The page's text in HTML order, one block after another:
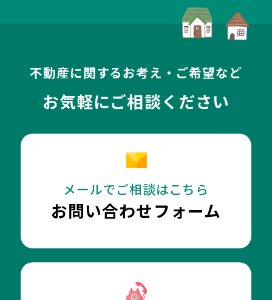
不動産に関するお考え・ご希望など
お気軽にご相談ください
メールでご相談はこちら
お問い合わせフォーム